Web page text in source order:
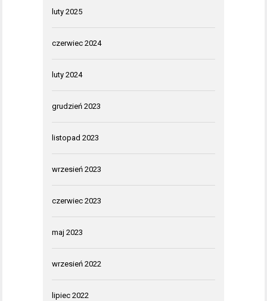
luty 2025
czerwiec 2024
luty 2024
grudzień 2023
listopad 2023
wrzesień 2023
czerwiec 2023
maj 2023
wrzesień 2022
lipiec 2022